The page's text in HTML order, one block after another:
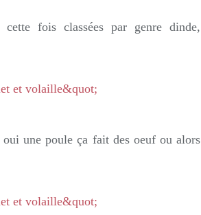
fois classées par genre dinde,
une poule ça fait des oeuf ou alors